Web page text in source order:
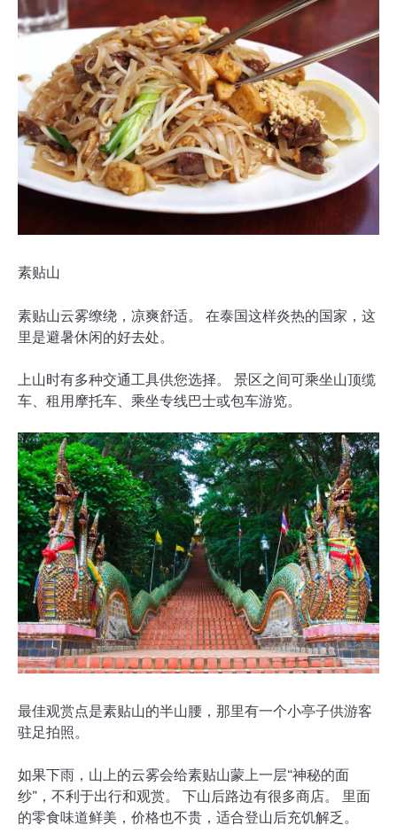
素贴山
素贴山云雾缭绕，凉爽舒适。 在泰国这样炎热的国家，这
里是避暑休闲的好去处。
上山时有多种交通工具供您选择。 景区之间可乘坐山顶缆
车、租用摩托车、乘坐专线巴士或包车游览。
最佳观赏点是素贴山的半山腰，那里有一个小亭子供游客
驻足拍照。
如果下雨，山上的云雾会给素贴山蒙上一层“神秘的面
纱”，不利于出行和观赏。 下山后路边有很多商店。 里面
的零食味道鲜美，价格也不贵，适合登山后充饥解乏。